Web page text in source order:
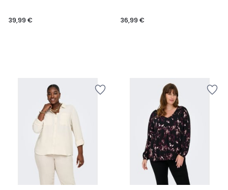
39,99 € 36,99 €